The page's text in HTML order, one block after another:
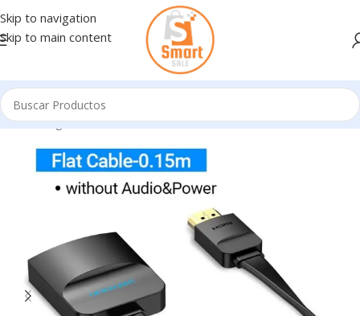
Skip to navigation
Skip to main content
Inicio/Ingresando